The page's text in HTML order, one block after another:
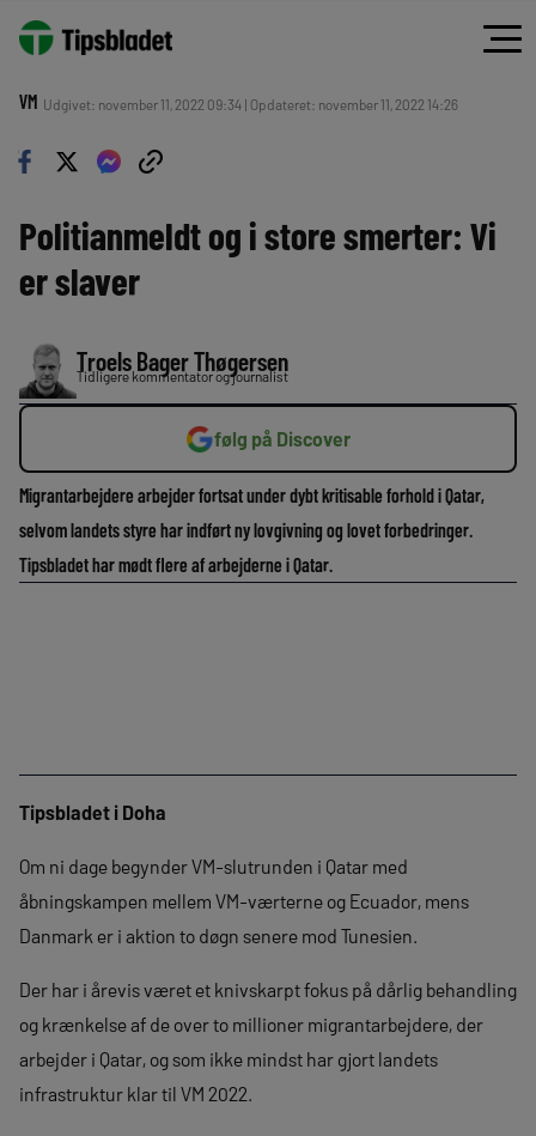
VM Udgivet: november 11, 2022 09:34 | Opdateret: november 11, 2022 14:26
Politianmeldt og i store smerter: Vi
er slaver
Troels Bager Thøgersen
Tidligere kommentator og journalist
følg på Discover
Migrantarbejdere arbejder fortsat under dybt kritisable forhold i Qatar,
selvom landets styre har indført ny lovgivning og lovet forbedringer.
Tipsbladet har mødt flere af arbejderne i Qatar.
Tipsbladet i Doha
Om ni dage begynder VM-slutrunden i Qatar med
åbningskampen mellem VM-værterne og Ecuador, mens
Danmark er i aktion to døgn senere mod Tunesien.
Der har i årevis været et knivskarpt fokus på dårlig behandling
og krænkelse af de over to millioner migrantarbejdere, der
arbejder i Qatar, og som ikke mindst har gjort landets
infrastruktur klar til VM 2022.